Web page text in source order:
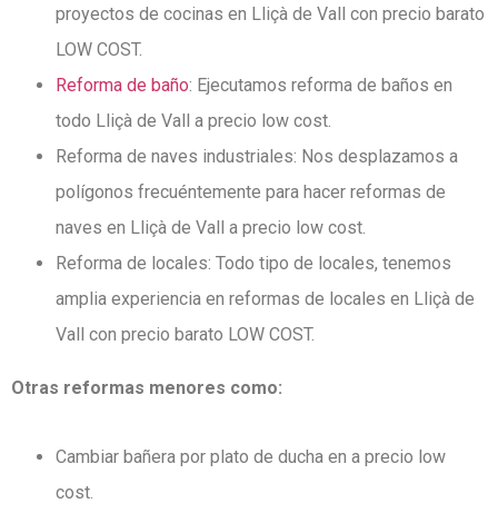
proyectos de cocinas en Lliçà de Vall con precio barato
LOW COST.
Reforma de baño: Ejecutamos reforma de baños en
todo Lliçà de Vall a precio low cost.
Reforma de naves industriales: Nos desplazamos a
polígonos frecuéntemente para hacer reformas de
naves en Lliçà de Vall a precio low cost.
Reforma de locales: Todo tipo de locales, tenemos
amplia experiencia en reformas de locales en Lliçà de
Vall con precio barato LOW COST.
Otras reformas menores como:
Cambiar bañera por plato de ducha en a precio low
cost.